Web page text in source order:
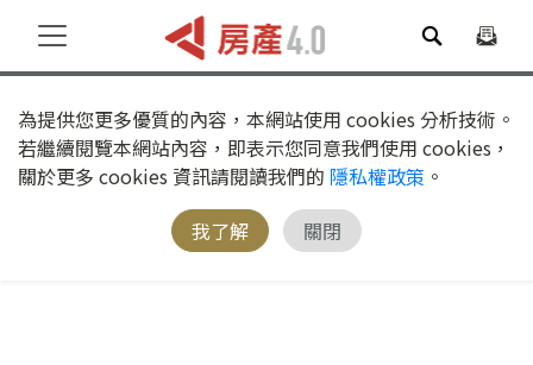
為提供您更多優質的內容，本網站使用 cookies 分析技術。
若繼續閱覽本網站內容，即表示您同意我們使用 cookies，
關於更多 cookies 資訊請閱讀我們的 隱私權政策 。
我了解
關閉